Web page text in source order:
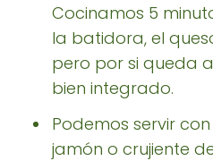
Cocinamos 5
la batidora, el
pero por si queda
bien integrado.
Podemos servir
jamón o crujiente